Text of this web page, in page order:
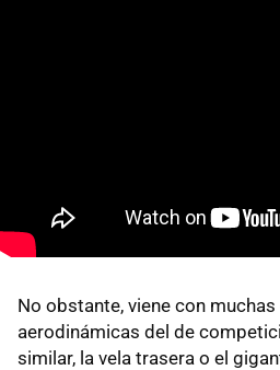
No obstante, viene con
aerodinámicas del de
similar, la vela trasera o el